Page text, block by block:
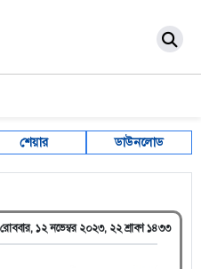
শেয়ার ডাউনলোড
রোববার, ১২ নভেম্বর ২০২৩, ২২ শ্রাবণ ১৪৩৩